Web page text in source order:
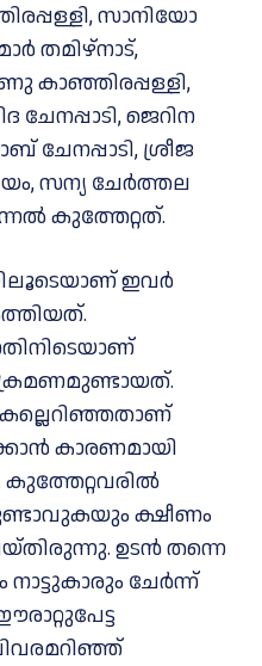
സാനിയോ
തമിഴ്‌നാട്,
ജെറിന
ശ്രീജ
സന്യ ചേര്‍ത്തല
കുത്തേറ്റത്.
ഇവര്‍
കാരണമായി
ക്ഷീണം
ഉടന്‍ തന്നെ
ചേര്‍ന്ന്